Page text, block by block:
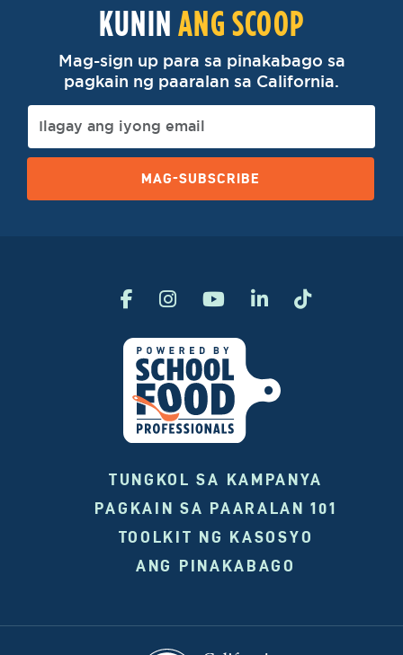
KUNINANG SCOOP
Mag-sign up para sa pinakabago sa
pagkain ng paaralan sa California.
MAG-SUBSCRIBE
TUNGKOL SA KAMPANYA
PAGKAIN SA PAARALAN 101
TOOLKIT NG KASOSYO
ANG PINAKABAGO